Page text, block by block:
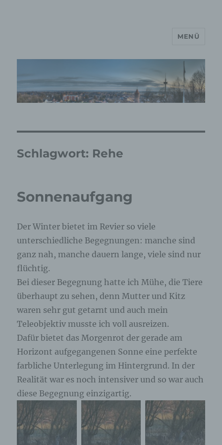
MP Mario Porten Beratung
Training Coaching
MENÜ
Schlagwort: Rehe
Sonnenaufgang
Der Winter bietet im Revier so viele
unterschiedliche Begegnungen: manche sind
ganz nah, manche dauern lange, viele sind nur
flüchtig.
Bei dieser Begegnung hatte ich Mühe, die Tiere
überhaupt zu sehen, denn Mutter und Kitz
waren sehr gut getarnt und auch mein
Teleobjektiv musste ich voll ausreizen.
Dafür bietet das Morgenrot der gerade am
Horizont aufgegangenen Sonne eine perfekte
farbliche Unterlegung im Hintergrund. In der
Realität war es noch intensiver und so war auch
diese Begegnung einzigartig.